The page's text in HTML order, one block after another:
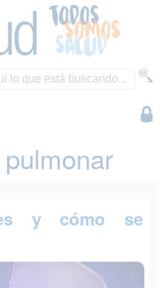
y cómo se